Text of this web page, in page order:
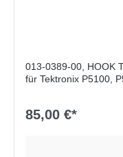
013-0389-00, HOOK
für Tektronix P5100,
85,00 €*